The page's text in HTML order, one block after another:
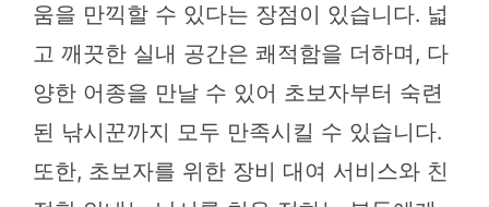
움을 만끽할 수 있다는 장점이 있습니다. 넓
고 깨끗한 실내 공간은 쾌적함을 더하며, 다
양한 어종을 만날 수 있어 초보자부터 숙련
된 낚시꾼까지 모두 만족시킬 수 있습니다.
또한, 초보자를 위한 장비 대여 서비스와 친